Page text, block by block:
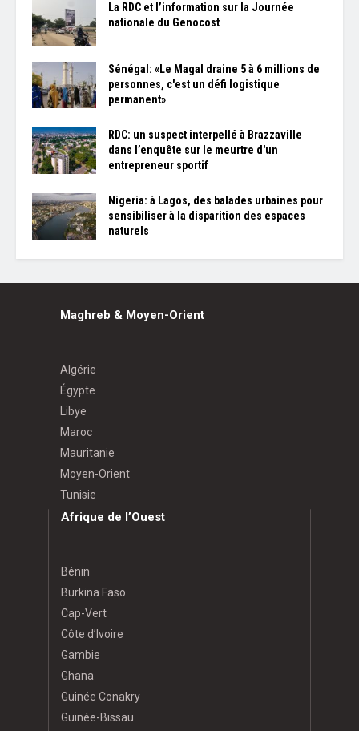
La RDC et l’information sur la Journée
nationale du Genocost
Sénégal: «Le Magal draine 5 à 6 millions de
personnes, c'est un défi logistique
permanent»
RDC: un suspect interpellé à Brazzaville
dans l’enquête sur le meurtre d'un
entrepreneur sportif
Nigeria: à Lagos, des balades urbaines pour
sensibiliser à la disparition des espaces
naturels
Maghreb & Moyen-Orient
Algérie
Égypte
Libye
Maroc
Mauritanie
Moyen-Orient
Tunisie
Afrique de l’Ouest
Bénin
Burkina Faso
Cap-Vert
Côte d’Ivoire
Gambie
Ghana
Guinée Conakry
Guinée-Bissau